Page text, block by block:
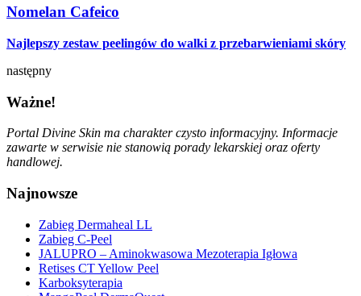
Nomelan Cafeico
Najlepszy zestaw peelingów do walki z przebarwieniami skóry
następny
Ważne!
Portal Divine Skin ma charakter czysto informacyjny. Informacje
zawarte w serwisie nie stanowią porady lekarskiej oraz oferty
handlowej.
Najnowsze
Zabieg Dermaheal LL
Zabieg C-Peel
JALUPRO – Aminokwasowa Mezoterapia Igłowa
Retises CT Yellow Peel
Karboksyterapia